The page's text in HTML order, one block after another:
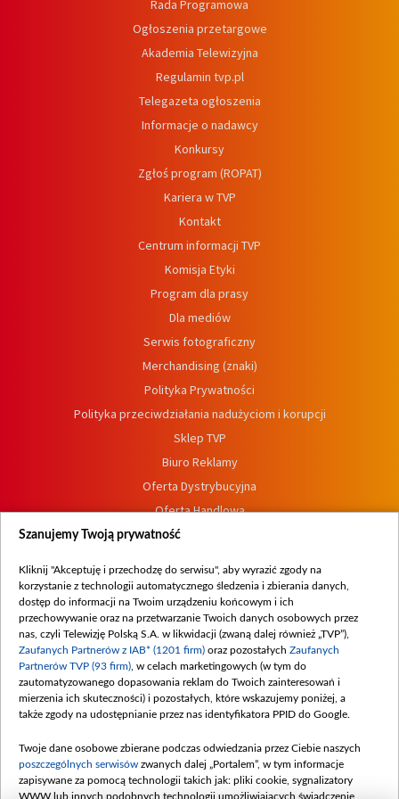
Rada Programowa
Ogłoszenia przetargowe
Akademia Telewizyjna
Regulamin tvp.pl
Telegazeta ogłoszenia
Informacje o nadawcy
Konkursy
Zgłoś program (ROPAT)
Kariera w TVP
Kontakt
Centrum informacji TVP
Komisja Etyki
Program dla prasy
Dla mediów
Serwis fotograficzny
Merchandising (znaki)
Polityka Prywatności
Polityka przeciwdziałania nadużyciom i korupcji
Sklep TVP
Biuro Reklamy
Oferta Dystrybucyjna
Oferta Handlowa
Dostępność
Procedura zgłoszeń wewnętrznych
Szanujemy Twoją prywatność
Kliknij "Akceptuję i przechodzę do serwisu", aby wyrazić zgody na
korzystanie z technologii automatycznego śledzenia i zbierania danych,
dostęp do informacji na Twoim urządzeniu końcowym i ich
przechowywanie oraz na przetwarzanie Twoich danych osobowych przez
nas, czyli Telewizję Polską S.A. w likwidacji (zwaną dalej również „TVP”),
Zaufanych Partnerów z IAB* (1201 firm) oraz pozostałych Zaufanych
Partnerów TVP (93 firm) , w celach marketingowych (w tym do
zautomatyzowanego dopasowania reklam do Twoich zainteresowań i
mierzenia ich skuteczności) i pozostałych, które wskazujemy poniżej, a
także zgody na udostępnianie przez nas identyfikatora PPID do Google.
Twoje dane osobowe zbierane podczas odwiedzania przez Ciebie naszych
poszczególnych serwisów zwanych dalej „Portalem”, w tym informacje
zapisywane za pomocą technologii takich jak: pliki cookie, sygnalizatory
WWW lub innych podobnych technologii umożliwiających świadczenie